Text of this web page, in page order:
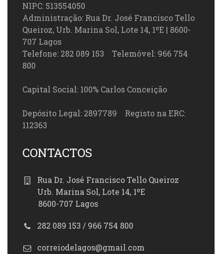
NIPC: 513554050
Administração: Rua Dr. José Francisco Tello
Queiroz, Urb. Marina Sol, Lote 14, 1ºE | 8600-
707 Lagos
Telefone: 282 089 153 Telemóvel: 966 754
800
Capital Social: 100% Carlos Conceição
Depósito Legal: 2897789 Registo na ERC:
112363
CONTACTOS
Rua Dr. José Francisco Tello Queiroz
Urb. Marina Sol, Lote 14, 1ºE
8600-707 Lagos
282 089 153 / 966 754 800
correiodelagos@gmail.com